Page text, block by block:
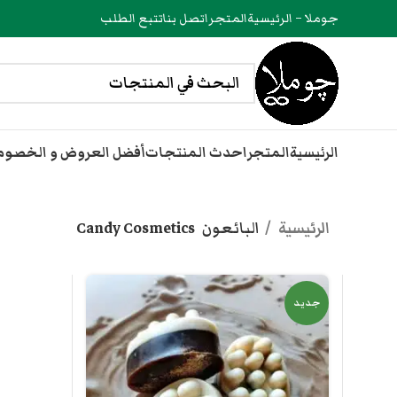
جوملا – الرئيسيةالمتجراتصل بناتتبع الطلب
الرئيسيةالمتجراحدث المنتجاتأفضل العروض و
الرئيسية البائعون Candy Cosmetics
جديد